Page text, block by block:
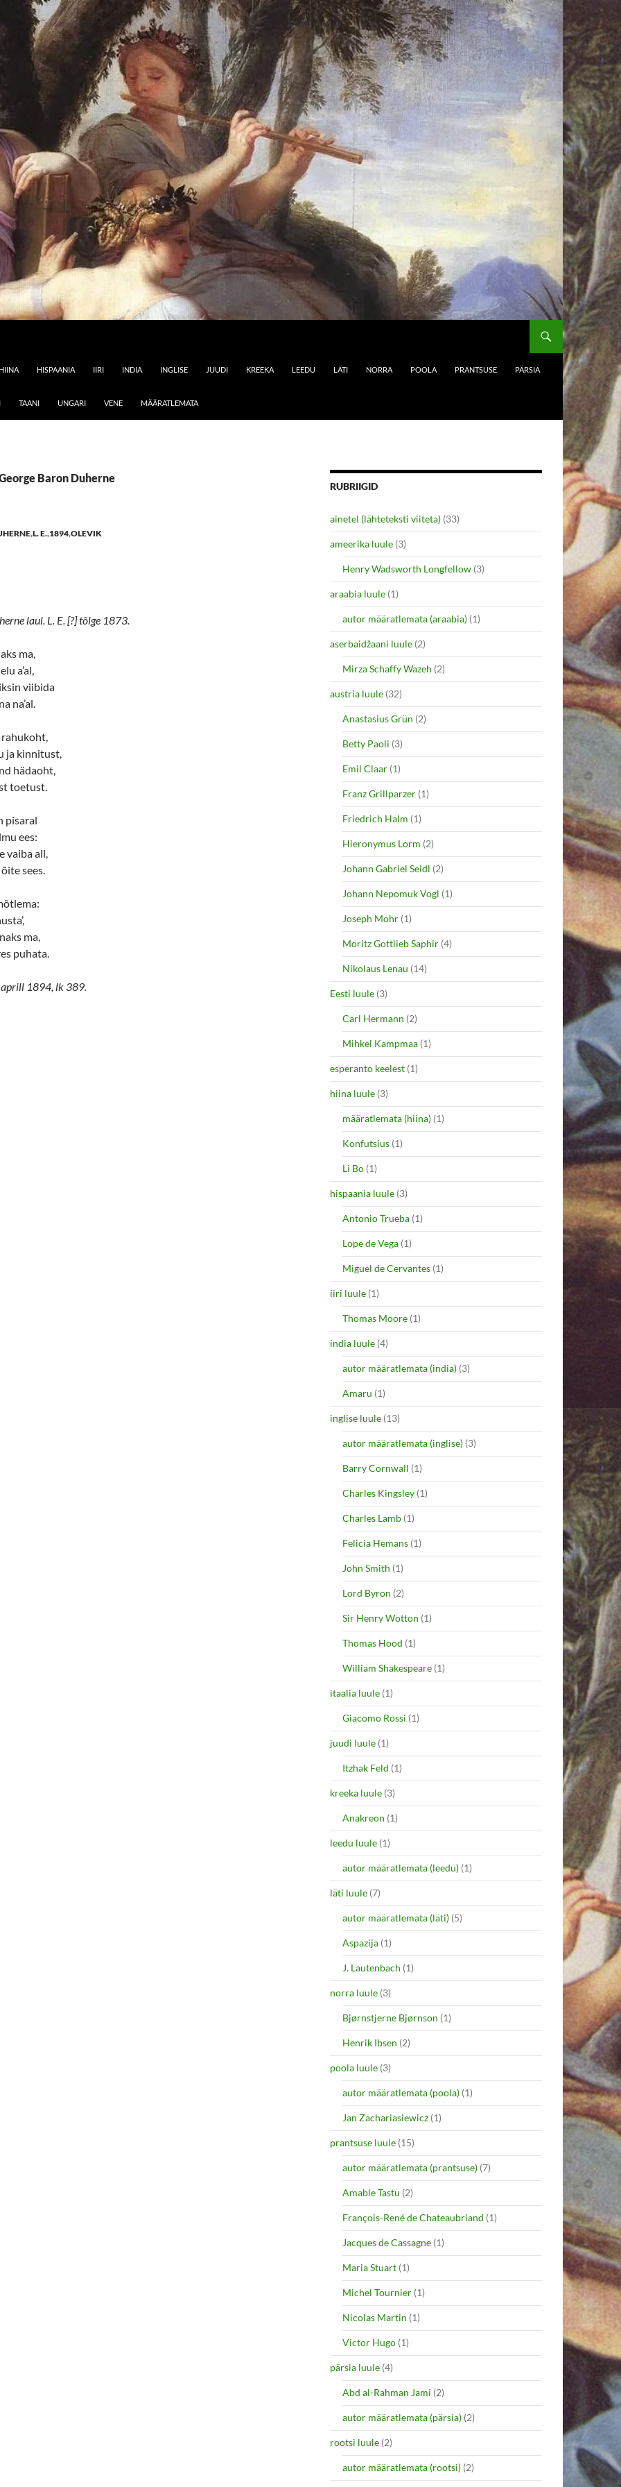
HIINA HISPAANIA IIRI INDIA INGLISE JUUDI KREEKA LEEDU LÄTI NORRA POOLA PRANTSUSE PÄRSIA
TAANI UNGARI VENE MÄÄRATLEMATA
Baron Duherne
,L. E.,1894,OLEVIK
laul. L. E. [?] tõlge 1873.
ma,
a’al,
viibida
na’al.
rahukoht,
ja kinnitust,
hädaoht,
toetust.
pisaral
ees:
vaiba all,
sees.
ma,
puhata.
1894, lk 389.
RUBRIIGID
ainetel (lähteteksti viiteta) (33)
ameerika luule (3)
Henry Wadsworth Longfellow (3)
araabia luule (1)
autor määratlemata (araabia) (1)
aserbaidžaani luule (2)
Mirza Schaffy Wazeh (2)
austria luule (32)
Anastasius Grün (2)
Betty Paoli (3)
Emil Claar (1)
Franz Grillparzer (1)
Friedrich Halm (1)
Hieronymus Lorm (2)
Johann Gabriel Seidl (2)
Johann Nepomuk Vogl (1)
Joseph Mohr (1)
Moritz Gottlieb Saphir (4)
Nikolaus Lenau (14)
Eesti luule (3)
Carl Hermann (2)
Mihkel Kampmaa (1)
esperanto keelest (1)
hiina luule (3)
määratlemata (hiina) (1)
Konfutsius (1)
Li Bo (1)
hispaania luule (3)
Antonio Trueba (1)
Lope de Vega (1)
Miguel de Cervantes (1)
iiri luule (1)
Thomas Moore (1)
india luule (4)
autor määratlemata (india) (3)
Amaru (1)
inglise luule (13)
autor määratlemata (inglise) (3)
Barry Cornwall (1)
Charles Kingsley (1)
Charles Lamb (1)
Felicia Hemans (1)
John Smith (1)
Lord Byron (2)
Sir Henry Wotton (1)
Thomas Hood (1)
William Shakespeare (1)
itaalia luule (1)
Giacomo Rossi (1)
juudi luule (1)
Itzhak Feld (1)
kreeka luule (3)
Anakreon (1)
leedu luule (1)
autor määratlemata (leedu) (1)
läti luule (7)
autor määratlemata (läti) (5)
Aspazija (1)
J. Lautenbach (1)
norra luule (3)
Bjørnstjerne Bjørnson (1)
Henrik Ibsen (2)
poola luule (3)
autor määratlemata (poola) (1)
Jan Zachariasiewicz (1)
prantsuse luule (15)
autor määratlemata (prantsuse) (7)
Amable Tastu (2)
François-René de Chateaubriand (1)
Jacques de Cassagne (1)
Maria Stuart (1)
Michel Tournier (1)
Nicolas Martin (1)
Victor Hugo (1)
pärsia luule (4)
Abd al-Rahman Jami (2)
autor määratlemata (pärsia) (2)
rootsi luule (2)
autor määratlemata (rootsi) (2)